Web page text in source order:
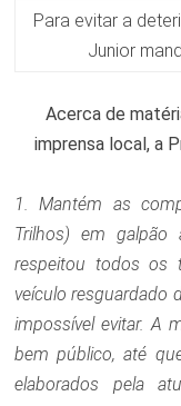
Para evitar a
Junior
Acerca de
imprensa local, a
1. Mantém as
Trilhos) em galpão
respeitou todos os
veículo resguardado
impossível evitar. A
bem público, até
elaborados pela